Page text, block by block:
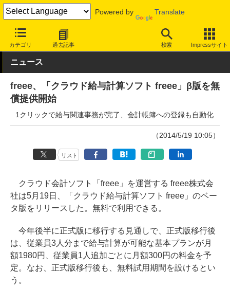
Powered by Translate
カテゴリ 過去記事 検索 Impressサイト
INTERNET Watch サービス/ソフト ソフトウェア 会計・業務
ニュース
freee、「クラウド給与計算ソフト freee」β版を無
償提供開始
1クリックで給与関連事務が完了、会計帳簿への登録も自動化
（2014/5/19 10:05）
リスト
クラウド会計ソフト「freee」を運営する freee株式会
社は5月19日、「クラウド給与計算ソフト freee」のベー
タ版をリリースした。無料で利用できる。
今年後半に正式版に移行する見通しで、正式版移行後
は、従業員3人分まで給与計算が可能な基本プランが月
額1980円、従業員1人追加ごとに月額300円の料金を予
定。なお、正式版移行後も、無料試用期間を設けるとい
う。